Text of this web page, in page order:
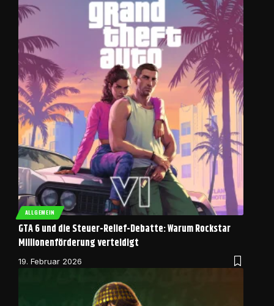
ALLGEMEIN
GTA 6 und die Steuer-Relief-Debatte: Warum Rockstar
Millionenförderung verteidigt
19. Februar 2026